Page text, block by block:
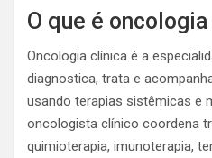
O que é
Oncologia clínica é a
diagnostica, trata e
usando terapias sistêmicas e
oncologista clínico coordena
quimioterapia, imunoterapia,